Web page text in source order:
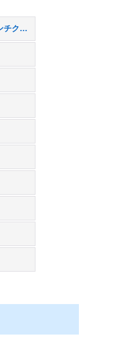
タブレット（８インチクラス）